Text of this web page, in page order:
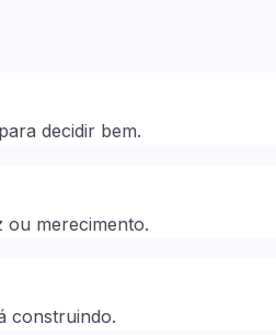
decidir bem.
ou merecimento.
construindo.